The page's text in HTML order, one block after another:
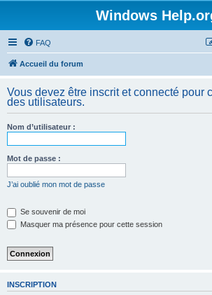
Windows
FAQ
Accueil du forum
Vous devez être inscrit et connecté pour
des utilisateurs.
Nom d’utilisateur :
Mot de passe :
J’ai oublié mon mot de passe
Se souvenir de moi
Masquer ma présence pour cette session
INSCRIPTION